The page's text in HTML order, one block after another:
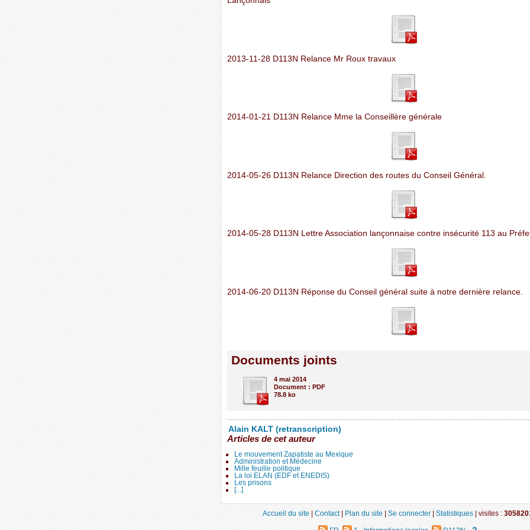
2013-11-28 D113N Relance Mr Roux travaux
2014-01-21 D113N Relance Mme la Conseillère générale
2014-05-26 D113N Relance Direction des routes du Conseil Général.
2014-05-28 D113N Lettre Association lançonnaise contre insécurité 113 au
2014-06-20 D113N Réponse du Conseil général suite à notre dernière relance.
Documents joints
4 mai 2014
Document : PDF
78.8 ko
Alain KALT (retranscription)
Articles de cet auteur
Le mouvement Zapatiste au Mexique
Administration et Médecine
Mille feuille politique
La loi ELAN (EDF et ENEDIS)
Les prisons
[...]
Accueil du site|Contact|Plan du site|Se connecter|Statistiques|visites :